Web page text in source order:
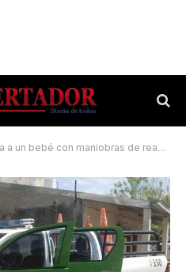
bebé con maniobras de reanimación